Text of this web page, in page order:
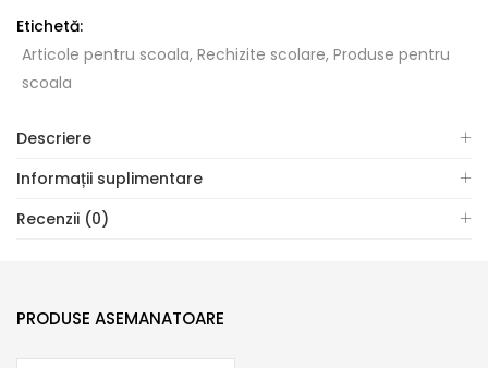
Etichetă:
Articole pentru scoala, Rechizite scolare, Produse pentru
scoala
Descriere
Informații suplimentare
Recenzii (0)
PRODUSE ASEMANATOARE